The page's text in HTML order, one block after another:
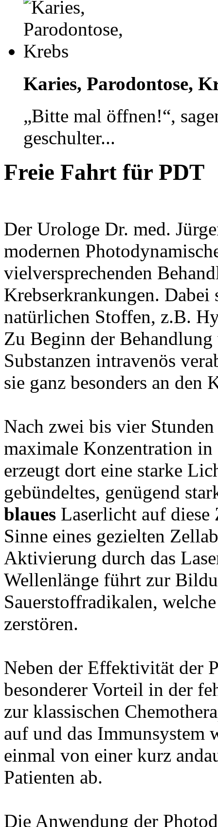
Karies, Parodontose,
„Bitte mal öffnen!“,
geschulter...
Freie Fahrt für PDT
Der Urologe Dr. med.
modernen
vielversprechenden
Krebserkrankungen. Dabei
natürlichen Stoffen, z.B.
Zu Beginn der
Substanzen intravenös
sie ganz besonders an den
Nach zwei bis vier
maximale Konzentration
erzeugt dort eine starke
gebündeltes, genügend
blaues Laserlicht auf
Sinne eines gezielten
Aktivierung durch das
Wellenlänge führt zur
Sauerstoffradikalen,
zerstören.
Neben der Effektivität der
besonderer Vorteil in der
zur klassischen
auf und das Immunsystem
einmal von einer kurz
Patienten ab.
Die Anwendung der